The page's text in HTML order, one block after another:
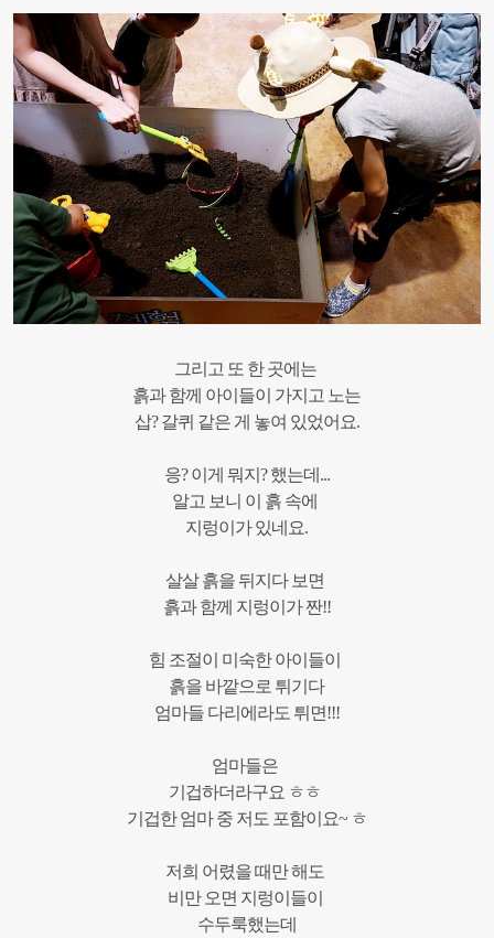
그리고 또 한 곳에는
흙과 함께 아이들이 가지고 노는
삽? 갈퀴 같은 게 놓여 있었어요.
응?이게 뭐지 ?했는데 ...
알고 보니 이 흙 속에
지렁이가 있네요.
살살 흙을 뒤지다 보면
흙과 함께 지렁이가 짠!!
힘 조절이 미숙한 아이들이
흙을 바깥으로 튀기다
엄마들 다리에라도 튀면!!!
엄마들은
기겁하더라구요 ㅎㅎ
기겁한 엄마 중 저도 포함이요~ ㅎ
저희 어렸을 때만해도
비만 오면 지렁이들이
수두룩했는데